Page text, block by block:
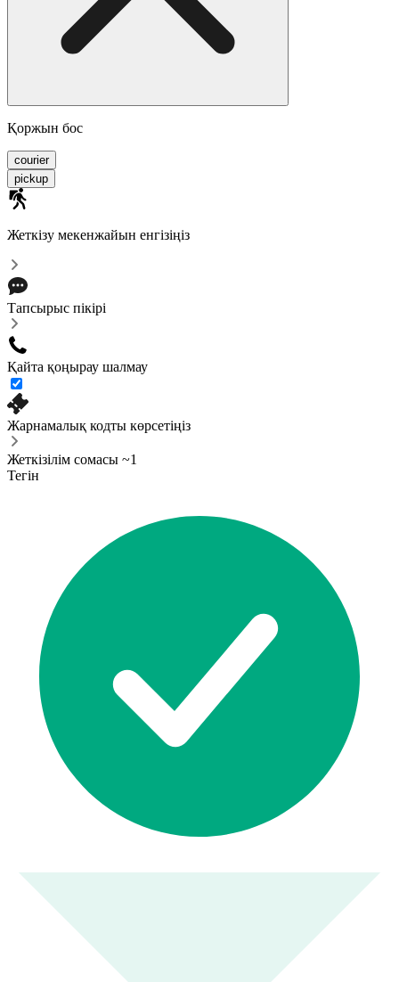
Қоржын бос
courier
pickup
Жеткізу мекенжайын енгізіңіз
Тапсырыс пікірі
Қайта қоңырау шалмау
Жарнамалық кодты көрсетіңіз
Жеткізілім сомасы ~1
Тегін